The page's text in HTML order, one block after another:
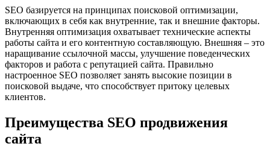
SEO базируется на принципах поисковой оптимизации,
включающих в себя как внутренние, так и внешние факторы.
Внутренняя оптимизация охватывает технические аспекты
работы сайта и его контентную составляющую. Внешняя – это
наращивание ссылочной массы, улучшение поведенческих
факторов и работа с репутацией сайта. Правильно
настроенное SEO позволяет занять высокие позиции в
поисковой выдаче, что способствует притоку целевых
клиентов.
Преимущества SEO продвижения
сайта